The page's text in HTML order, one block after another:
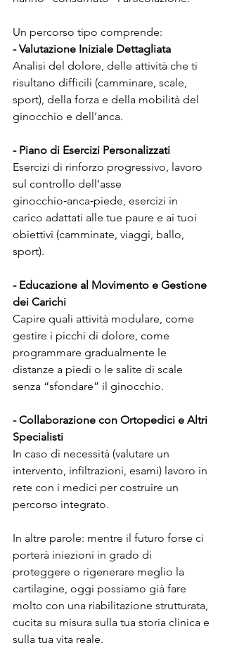
Un percorso tipo comprende:
- Valutazione Iniziale Dettagliata
Analisi del dolore, delle attività che ti
risultano difficili (camminare, scale,
sport), della forza e della mobilità del
ginocchio e dell’anca.
- Piano di Esercizi Personalizzati
Esercizi di rinforzo progressivo, lavoro
sul controllo dell’asse
ginocchio‑anca‑piede, esercizi in
carico adattati alle tue paure e ai tuoi
obiettivi (camminate, viaggi, ballo,
sport).
- Educazione al Movimento e Gestione
dei Carichi
Capire quali attività modulare, come
gestire i picchi di dolore, come
programmare gradualmente le
distanze a piedi o le salite di scale
senza “sfondare” il ginocchio.
- Collaborazione con Ortopedici e Altri
Specialisti
In caso di necessità (valutare un
intervento, infiltrazioni, esami) lavoro in
rete con i medici per costruire un
percorso integrato.
In altre parole: mentre il futuro forse ci
porterà iniezioni in grado di
proteggere o rigenerare meglio la
cartilagine, oggi possiamo già fare
molto con una riabilitazione strutturata,
cucita su misura sulla tua storia clinica e
sulla tua vita reale.